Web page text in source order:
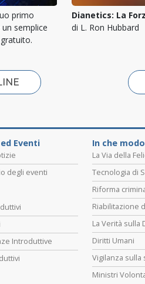
primo
semplice
Dianetics: La
di L. Ron Hubbard
Eventi
degli eventi
Introduttive
In che
La Via della
Tecnologia di
Riforma
Riabilitazione
La Verità sulla
Diritti Umani
Vigilanza sulla
Ministri